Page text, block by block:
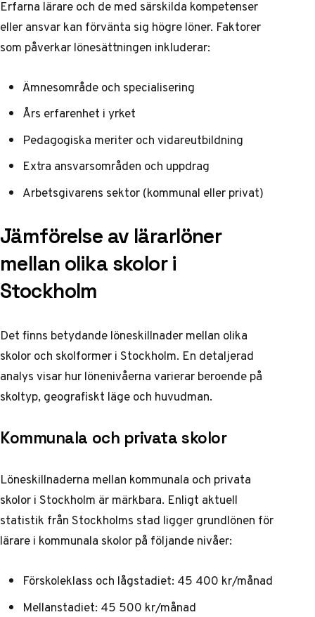
Erfarna lärare och de med särskilda kompetenser
eller ansvar kan förvänta sig högre löner. Faktorer
som påverkar lönesättningen inkluderar:
Ämnesområde och specialisering
Års erfarenhet i yrket
Pedagogiska meriter och vidareutbildning
Extra ansvarsområden och uppdrag
Arbetsgivarens sektor (kommunal eller privat)
Jämförelse av lärarlöner
mellan olika skolor i
Stockholm
Det finns betydande löneskillnader mellan olika
skolor och skolformer i Stockholm. En detaljerad
analys visar hur lönenivåerna varierar beroende på
skoltyp, geografiskt läge och huvudman.
Kommunala och privata skolor
Löneskillnaderna mellan kommunala och privata
skolor i Stockholm är märkbara. Enligt aktuell
statistik frånStockholms stad ligger grundlönen för
lärare i kommunala skolor på följande nivåer:
Förskoleklass och lågstadiet: 45 400 kr/månad
Mellanstadiet: 45 500 kr/månad